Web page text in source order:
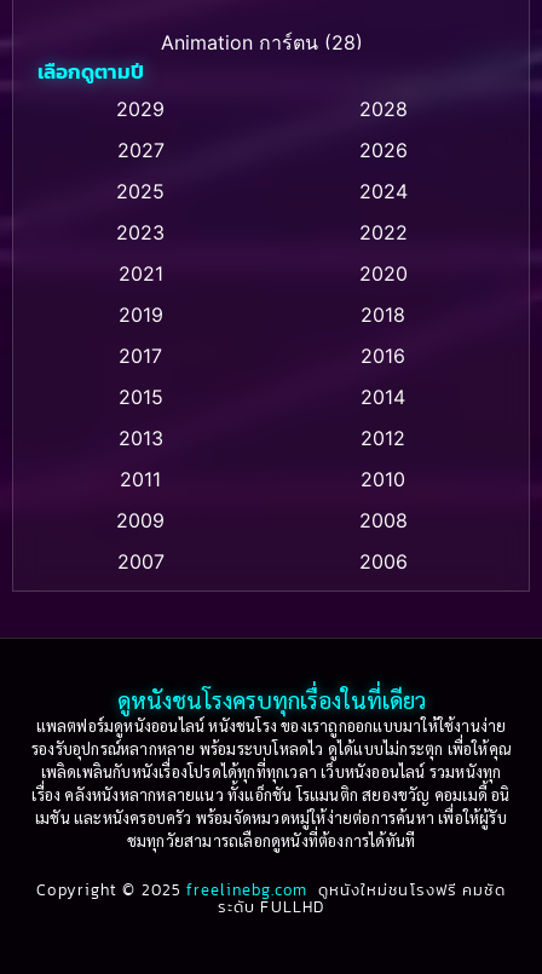
Animation การ์ตูน (28)
Animation การ์ตูน (237)
Animation การ์ตูน (32)
Animation แอนิเมชัน (1)
Animation แอนิเมชั่น (1)
Based on a True Story เรื่องจริง(36)
Based on Novel(16)
Betrayal(1)
Biography(3)
เลือกดูตามปี
2029
2028
2027
2026
2025
2024
2023
2022
2021
2020
2019
2018
2017
2016
2015
2014
2013
2012
2011
2010
2009
2008
2007
2006
2003
2002
2001
2000
1999
1998
1997
1996
1995
1994
1993
1992
1991
1990
ดูหนังชนโรงครบทุกเรื่องในที่เดียว
แพลตฟอร์มดูหนังออนไลน์ หนังชนโรง ของเราถูกออกแบบมาให้ใช้งานง่าย
รองรับอุปกรณ์หลากหลาย พร้อมระบบโหลดไว ดูได้แบบไม่กระตุก เพื่อให้คุณ
เพลิดเพลินกับหนังเรื่องโปรดได้ทุกที่ทุกเวลา เว็บหนังออนไลน์ รวมหนังทุก
เรื่อง คลังหนังหลากหลายแนว ทั้งแอ็กชัน โรแมนติก สยองขวัญ คอมเมดี้ อนิ
เมชัน และหนังครอบครัว พร้อมจัดหมวดหมู่ให้ง่ายต่อการค้นหา เพื่อให้ผู้รับ
ชมทุกวัยสามารถเลือกดูหนังที่ต้องการได้ทันที
Copyright © 2025freelinebg.com ดูหนังใหม่ชนโรงฟรี คมชัด
ระดับ FULLHD